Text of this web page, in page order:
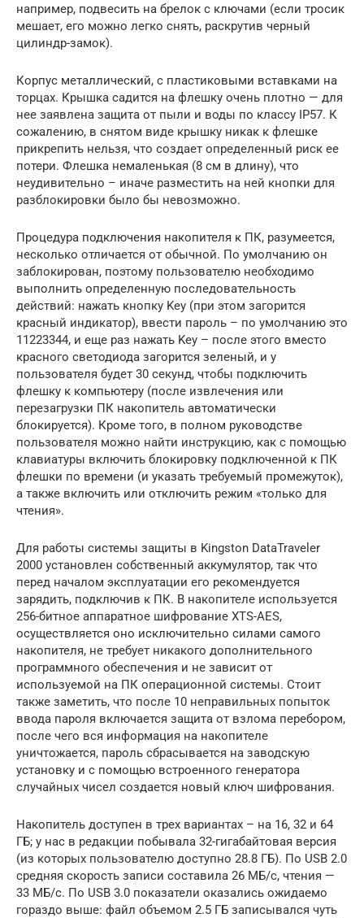
например, подвесить на брелок с ключами (если тросик
мешает, его можно легко снять, раскрутив черный
цилиндр-замок).
Корпус металлический, с пластиковыми вставками на
торцах. Крышка садится на флешку очень плотно — для
нее заявлена защита от пыли и воды по классу IP57. К
сожалению, в снятом виде крышку никак к флешке
прикрепить нельзя, что создает определенный риск ее
потери. Флешка немаленькая (8 см в длину), что
неудивительно – иначе разместить на ней кнопки для
разблокировки было бы невозможно.
Процедура подключения накопителя к ПК, разумеется,
несколько отличается от обычной. По умолчанию он
заблокирован, поэтому пользователю необходимо
выполнить определенную последовательность
действий: нажать кнопку Key (при этом загорится
красный индикатор), ввести пароль – по умолчанию это
11223344, и еще раз нажать Key – после этого вместо
красного светодиода загорится зеленый, и у
пользователя будет 30 секунд, чтобы подключить
флешку к компьютеру (после извлечения или
перезагрузки ПК накопитель автоматически
блокируется). Кроме того, в полном руководстве
пользователя можно найти инструкцию, как с помощью
клавиатуры включить блокировку подключенной к ПК
флешки по времени (и указать требуемый промежуток),
а также включить или отключить режим «только для
чтения».
Для работы системы защиты в Kingston DataTraveler
2000 установлен собственный аккумулятор, так что
перед началом эксплуатации его рекомендуется
зарядить, подключив к ПК. В накопителе используется
256-битное аппаратное шифрование XTS-AES,
осуществляется оно исключительно силами самого
накопителя, не требует никакого дополнительного
программного обеспечения и не зависит от
используемой на ПК операционной системы. Стоит
также заметить, что после 10 неправильных попыток
ввода пароля включается защита от взлома перебором,
после чего вся информация на накопителе
уничтожается, пароль сбрасывается на заводскую
установку и с помощью встроенного генератора
случайных чисел создается новый ключ шифрования.
Накопитель доступен в трех вариантах – на 16, 32 и 64
ГБ; у нас в редакции побывала 32-гигабайтовая версия
(из которых пользователю доступно 28.8 ГБ). По USB 2.0
средняя скорость записи составила 26 МБ/с, чтения —
33 МБ/с. По USB 3.0 показатели оказались ожидаемо
гораздо выше: файл объемом 2.5 ГБ записывался чуть